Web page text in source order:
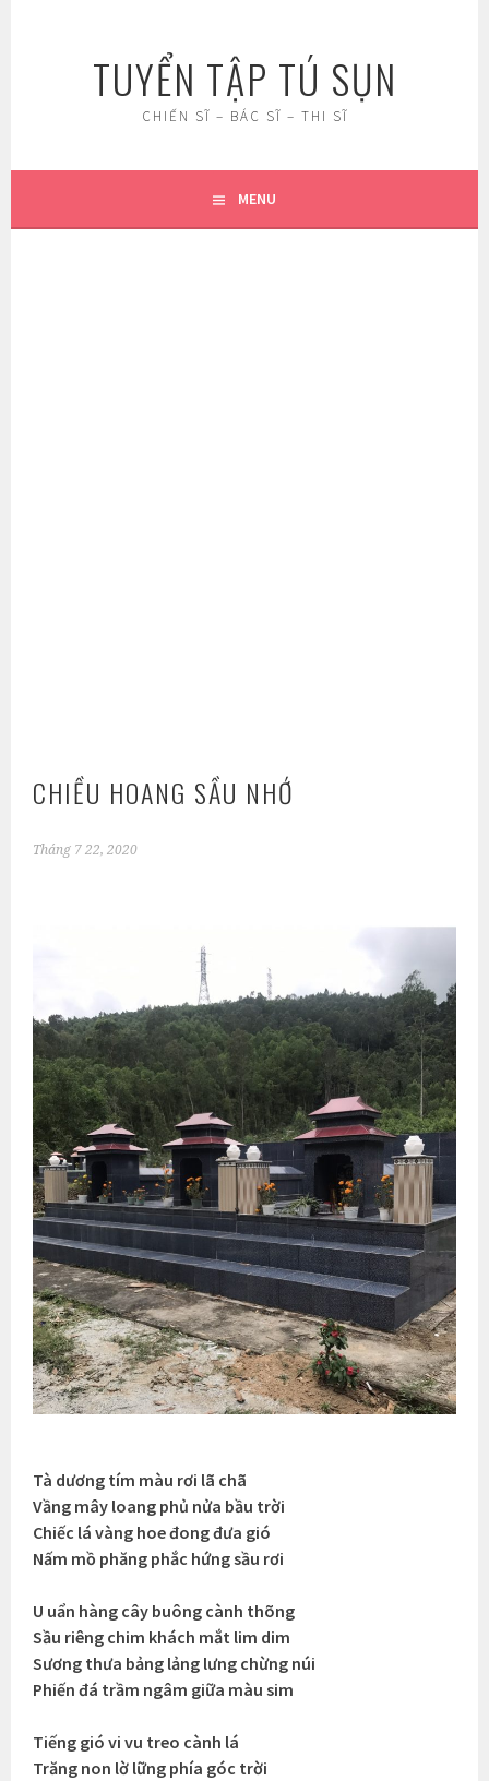
TUYỂN TẬP TÚ SỤN
CHIẾN SĨ – BÁC SĨ – THI SĨ
MENU
CHIỀU HOANG SẦU NHỚ
Tháng 7 22, 2020
Tà dương tím màu rơi lã chã
Vầng mây loang phủ nửa bầu trời
Chiếc lá vàng hoe đong đưa gió
Nấm mồ phăng phắc hứng sầu rơi
U uẩn hàng cây buông cành thõng
Sầu riêng chim khách mắt lim dim
Sương thưa bảng lảng lưng chừng núi
Phiến đá trầm ngâm giữa màu sim
Tiếng gió vi vu treo cành lá
Trăng non lờ lững phía góc trời